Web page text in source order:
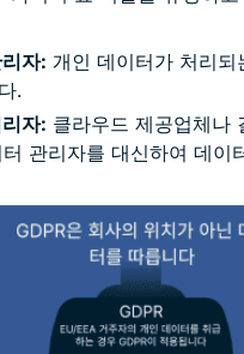
자: 개인 데이터가 처리되
.
자: 클라우드 제공업체나
관리자를 대신하여 데이